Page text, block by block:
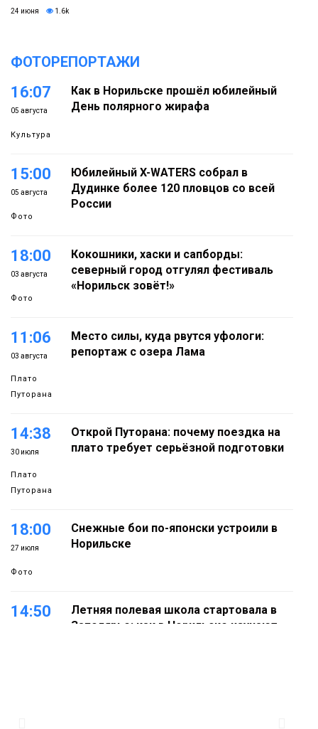
24 июня 1.6k
ФОТОРЕПОРТАЖИ
16:07
05 августа
Культура
Как в Норильске прошёл юбилейный
День полярного жирафа
15:00
05 августа
Фото
Юбилейный X-WATERS собрал в
Дудинке более 120 пловцов со всей
России
18:00
03 августа
Фото
Кокошники, хаски и сапборды:
северный город отгулял фестиваль
«Норильск зовёт!»
11:06
03 августа
Плато
Путорана
Место силы, куда рвутся уфологи:
репортаж с озера Лама
14:38
30 июля
Плато
Путорана
Открой Путорана: почему поездка на
плато требует серьёзной подготовки
18:00
27 июля
Фото
Снежные бои по-японски устроили в
Норильске
14:50
Летняя полевая школа стартовала в
Заполярье: как в Норильске изучают